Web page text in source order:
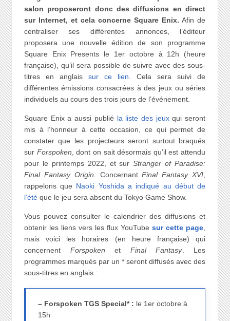
salon proposeront donc des diffusions en direct
sur Internet, et cela concerne Square Enix. Afin de
centraliser ses différentes annonces, l’éditeur
proposera une nouvelle édition de son programme
Square Enix Presents le 1er octobre à 12h (heure
française), qu’il sera possible de suivre avec des sous-
titres en anglais sur ce lien . Cela sera suivi de
différentes émissions consacrées à des jeux ou séries
individuels au cours des trois jours de l’événement.
Square Enix a aussi publié la liste des jeuxqui seront
mis à l’honneur à cette occasion, ce qui permet de
constater que les projecteurs seront surtout braqués
sur Forspoken , dont on sait désormais qu’il est attendu
pour le printemps 2022, et surStranger of Paradise:
Final Fantasy Origin . ConcernantFinal Fantasy XVI
rappelons que Naoki Yoshida a indiqué au début de
l’étéque le jeu sera absent du Tokyo Game Show.
Vous pouvez consulter le calendrier des diffusions et
obtenir les liens vers les flux YouTubesur cette page
mais voici les horaires (en heure française) qui
concernent Forspoken et Final Fantasy. Les
programmes marqués par un * seront diffusés avec des
sous-titres en anglais :
– Forspoken TGS Special* : le 1er octobre à
15h